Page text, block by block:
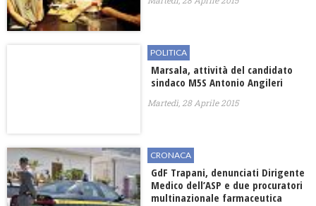
POLITICA
Marsala, attività del candidato
sindaco M5S Antonio Angileri
Martedì, 28 Aprile 2015
CRONACA
GdF Trapani, denunciati Dirigente
Medico dell’ASP e due procuratori
multinazionale farmaceutica